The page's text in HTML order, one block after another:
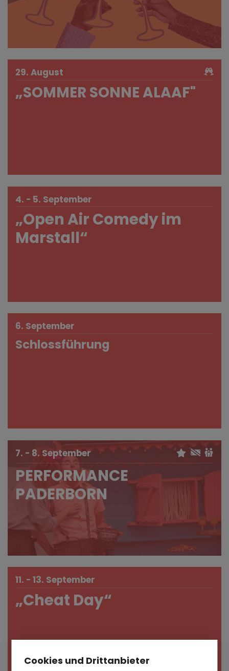
Cookies und Drittanbieter
29. August
„SOMMER SONNE ALAAF"
4. - 5. September
„Open Air Comedy im
Marstall“
6. September
Schlossführung
7. - 8. September
PERFORMANCE
PADERBORN
11. - 13. September
„Cheat Day“